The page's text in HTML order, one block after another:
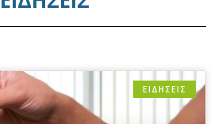
ΕΙΔΗΣΕΙΣ